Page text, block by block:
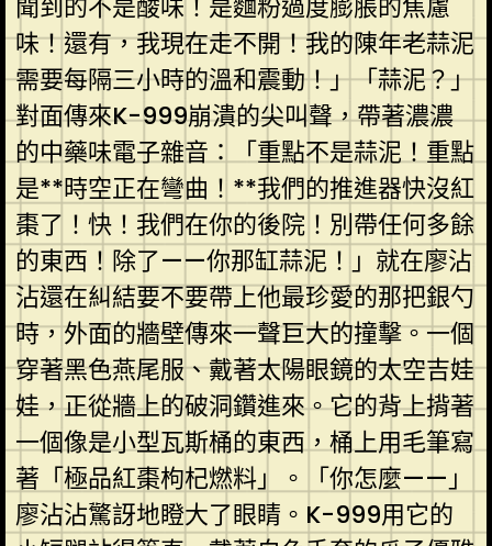
聞到的不是酸味！是麵粉過度膨脹的焦慮
味！還有，我現在走不開！我的陳年老蒜泥
需要每隔三小時的溫和震動！」「蒜泥？」
對面傳來K-999崩潰的尖叫聲，帶著濃濃
的中藥味電子雜音：「重點不是蒜泥！重點
是**時空正在彎曲！**我們的推進器快沒紅
棗了！快！我們在你的後院！別帶任何多餘
的東西！除了——你那缸蒜泥！」就在廖沾
沾還在糾結要不要帶上他最珍愛的那把銀勺
時，外面的牆壁傳來一聲巨大的撞擊。一個
穿著黑色燕尾服、戴著太陽眼鏡的太空吉娃
娃，正從牆上的破洞鑽進來。它的背上揹著
一個像是小型瓦斯桶的東西，桶上用毛筆寫
著「極品紅棗枸杞燃料」。「你怎麼——」
廖沾沾驚訝地瞪大了眼睛。K-999用它的